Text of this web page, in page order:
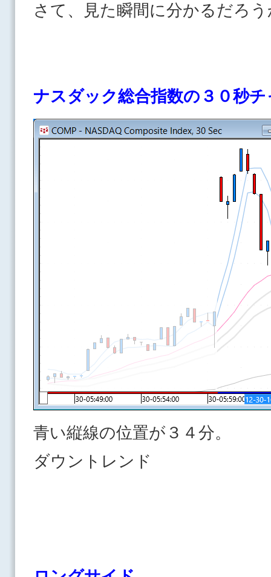
さて、見た瞬間に分かるだろ
ナスダック総合指数の３０秒チ
青い縦線の位置が３４分。
ダウントレンド